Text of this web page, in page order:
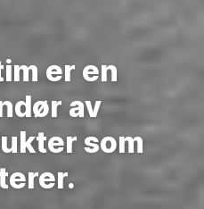
er en
av
som